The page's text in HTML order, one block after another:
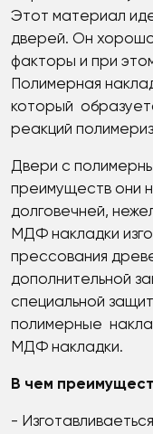
Этот материал
дверей. Он
факторы и при
Полимерная
который
реакций
Двери с
преимуществ они
долговечней,
МДФ накладки
прессования
дополнительной
специальной
полимерные
МДФ накладки.
В чем
-